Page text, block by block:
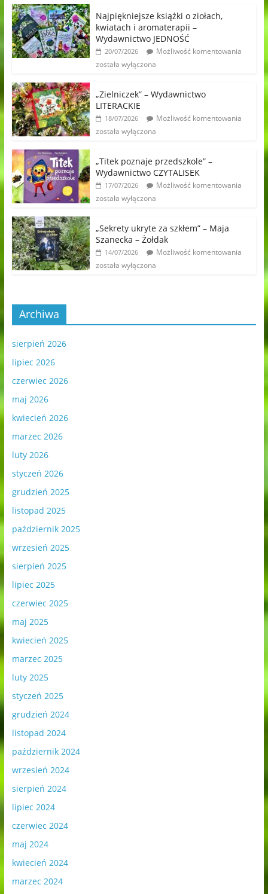
Najpiękniejsze książki o ziołach,
kwiatach i aromaterapii –
Wydawnictwo JEDNOŚĆ
20/07/2026
Możliwość komentowania
została wyłączona
„Zielniczek” – Wydawnictwo
LITERACKIE
18/07/2026
Możliwość komentowania
została wyłączona
„Titek poznaje przedszkole” –
Wydawnictwo CZYTALISEK
17/07/2026
Możliwość komentowania
została wyłączona
„Sekrety ukryte za szkłem” – Maja
Szanecka – Żołdak
14/07/2026
Możliwość komentowania
została wyłączona
Archiwa
sierpień 2026
lipiec 2026
czerwiec 2026
maj 2026
kwiecień 2026
marzec 2026
luty 2026
styczeń 2026
grudzień 2025
listopad 2025
październik 2025
wrzesień 2025
sierpień 2025
lipiec 2025
czerwiec 2025
maj 2025
kwiecień 2025
marzec 2025
luty 2025
styczeń 2025
grudzień 2024
listopad 2024
październik 2024
wrzesień 2024
sierpień 2024
lipiec 2024
czerwiec 2024
maj 2024
kwiecień 2024
marzec 2024